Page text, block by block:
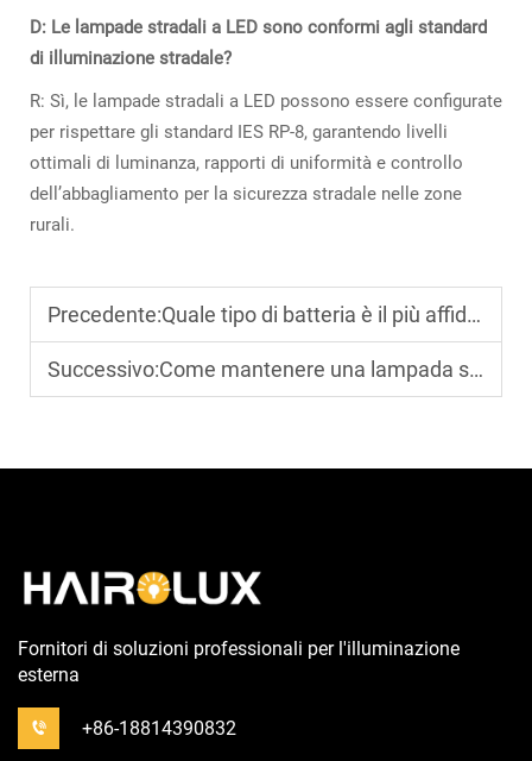
D: Le lampade stradali a LED sono conformi agli standard
di illuminazione stradale?
R: Sì, le lampade stradali a LED possono essere configurate
per rispettare gli standard IES RP-8, garantendo livelli
ottimali di luminanza, rapporti di uniformità e controllo
dell’abbagliamento per la sicurezza stradale nelle zone
rurali.
Precedente:Quale tipo di batteria è il più affidabile per i lampioni solari?
Successivo:Come mantenere una lampada solare per un utilizzo stabile a lungo termine?
Fornitori di soluzioni professionali per l'illuminazione
esterna
+86-18814390832